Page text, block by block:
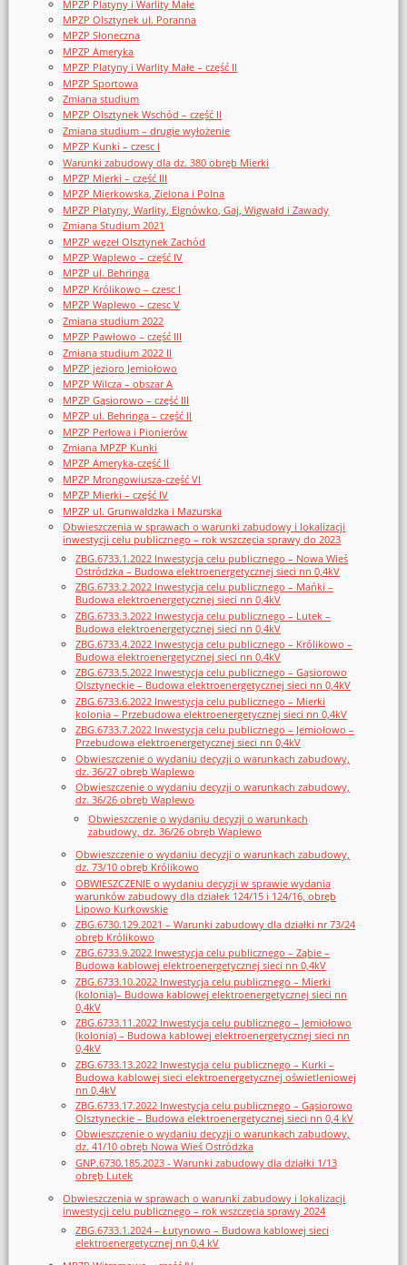
MPZP Platyny i Warlity Małe
MPZP Olsztynek ul. Poranna
MPZP Słoneczna
MPZP Ameryka
MPZP Platyny i Warlity Małe – część II
MPZP Sportowa
Zmiana studium
MPZP Olsztynek Wschód – część II
Zmiana studium – drugie wyłożenie
MPZP Kunki – czesc I
Warunki zabudowy dla dz. 380 obręb Mierki
MPZP Mierki – część III
MPZP Mierkowska, Zielona i Polna
MPZP Platyny, Warlity, Elgnówko, Gaj, Wigwałd i Zawady
Zmiana Studium 2021
MPZP węzeł Olsztynek Zachód
MPZP Waplewo – część IV
MPZP ul. Behringa
MPZP Królikowo – czesc I
MPZP Waplewo – czesc V
Zmiana studium 2022
MPZP Pawłowo – część III
Zmiana studium 2022 II
MPZP jezioro Jemiołowo
MPZP Wilcza – obszar A
MPZP Gąsiorowo – część III
MPZP ul. Behringa – część II
MPZP Perłowa i Pionierów
Zmiana MPZP Kunki
MPZP Ameryka-część II
MPZP Mrongowiusza-część VI
MPZP Mierki – część IV
MPZP ul. Grunwaldzka i Mazurska
Obwieszczenia w sprawach o warunki zabudowy i lokalizacji
inwestycji celu publicznego – rok wszczęcia sprawy do 2023
ZBG.6733.1.2022 Inwestycja celu publicznego – Nowa Wieś
Ostródzka – Budowa elektroenergetycznej sieci nn 0,4kV
ZBG.6733.2.2022 Inwestycja celu publicznego – Mańki –
Budowa elektroenergetycznej sieci nn 0,4kV
ZBG.6733.3.2022 Inwestycja celu publicznego – Lutek –
Budowa elektroenergetycznej sieci nn 0,4kV
ZBG.6733.4.2022 Inwestycja celu publicznego – Królikowo –
Budowa elektroenergetycznej sieci nn 0,4kV
ZBG.6733.5.2022 Inwestycja celu publicznego – Gąsiorowo
Olsztyneckie – Budowa elektroenergetycznej sieci nn 0,4kV
ZBG.6733.6.2022 Inwestycja celu publicznego – Mierki
kolonia – Przebudowa elektroenergetycznej sieci nn 0,4kV
ZBG.6733.7.2022 Inwestycja celu publicznego – Jemiołowo –
Przebudowa elektroenergetycznej sieci nn 0,4kV
Obwieszczenie o wydaniu decyzji o warunkach zabudowy,
dz. 36/27 obręb Waplewo
Obwieszczenie o wydaniu decyzji o warunkach zabudowy,
dz. 36/26 obręb Waplewo
Obwieszczenie o wydaniu decyzji o warunkach
zabudowy, dz. 36/26 obręb Waplewo
Obwieszczenie o wydaniu decyzji o warunkach zabudowy,
dz. 73/10 obręb Królikowo
OBWIESZCZENIE o wydaniu decyzji w sprawie wydania
warunków zabudowy dla działek 124/15 i 124/16, obręb
Lipowo Kurkowskie
ZBG.6730.129.2021 – Warunki zabudowy dla działki nr 73/24
obręb Królikowo
ZBG.6733.9.2022 Inwestycja celu publicznego – Ząbie –
Budowa kablowej elektroenergetycznej sieci nn 0,4kV
ZBG.6733.10.2022 Inwestycja celu publicznego – Mierki
(kolonia)– Budowa kablowej elektroenergetycznej sieci nn
0,4kV
ZBG.6733.11.2022 Inwestycja celu publicznego – Jemiołowo
(kolonia) – Budowa kablowej elektroenergetycznej sieci nn
0,4kV
ZBG.6733.13.2022 Inwestycja celu publicznego – Kurki –
Budowa kablowej sieci elektroenergetycznej oświetleniowej
nn 0,4kV
ZBG.6733.17.2022 Inwestycja celu publicznego – Gąsiorowo
Olsztyneckie – Budowa elektroenergetycznej sieci nn 0,4 kV
Obwieszczenie o wydaniu decyzji o warunkach zabudowy,
dz. 41/10 obręb Nowa Wieś Ostródzka
GNP.6730.185.2023 - Warunki zabudowy dla działki 1/13
obręb Lutek
Obwieszczenia w sprawach o warunki zabudowy i lokalizacji
inwestycji celu publicznego – rok wszczęcia sprawy 2024
ZBG.6733.1.2024 – Łutynowo – Budowa kablowej sieci
elektroenergetycznej nn 0,4 kV